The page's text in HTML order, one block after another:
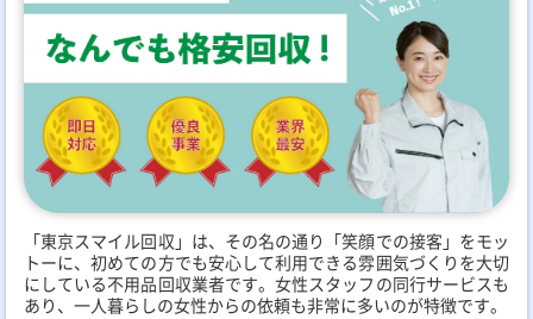
「東京スマイル回収」は、その名の通り「笑顔での接客」をモッ
トーに、初めての方でも安心して利用できる雰囲気づくりを大切
にしている不用品回収業者です。女性スタッフの同行サービスも
あり、一人暮らしの女性からの依頼も非常に多いのが特徴です。